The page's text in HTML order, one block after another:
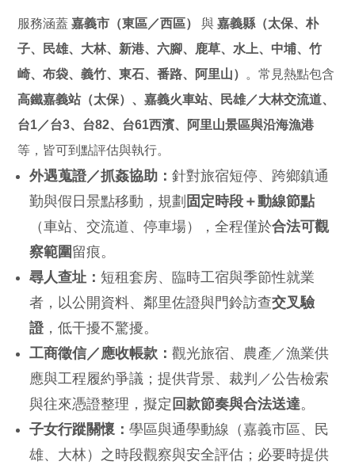
服務涵蓋嘉義市（東區／西區） 與嘉義縣（太保、朴
子、民雄、大林、新港、六腳、鹿草、水上、中埔、竹
崎、布袋、義竹、東石、番路、阿里山） 。常見熱點包含
高鐵嘉義站（太保）、嘉義火車站、民雄／大林交流道、
台1／台3、台82、台61西濱、阿里山景區與沿海漁港
等，皆可到點評估與執行。
外遇蒐證／抓姦協助：針對旅宿短停、跨鄉鎮通
勤與假日景點移動，規劃 固定時段＋動線節點
（車站、交流道、停車場），全程僅於合法可觀
察範圍 留痕。
尋人查址： 短租套房、臨時工宿與季節性就業
者，以公開資料、鄰里佐證與門鈴訪查交叉驗
證，低干擾不驚擾。
工商徵信／應收帳款：觀光旅宿、農產／漁業供
應與工程履約爭議；提供背景、裁判／公告檢索
與往來憑證整理，擬定 回款節奏與合法送達。
子女行蹤關懷：學區與通學動線（嘉義市區、民
雄、大林）之時段觀察與安全評估；必要時提供